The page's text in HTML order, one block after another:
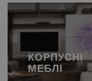
КОРПУСНІ
МЕБЛІ